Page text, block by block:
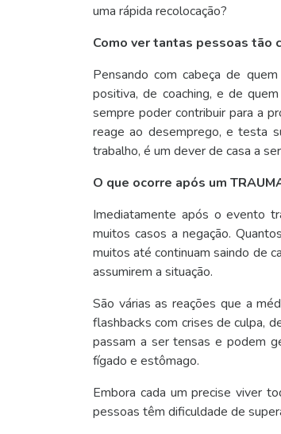
uma rápida recolocação?
Como ver tantas pessoas tão
Pensando com cabeça de
positiva, de coaching, e de
sempre poder contribuir para a
reage ao desemprego, e testa
trabalho, é um dever de casa a
O que ocorre após um
Imediatamente após o evento
muitos casos a negação.
muitos até continuam saindo de
assumirem a situação.
São várias as reações que a
flashbacks com crises de culpa,
passam a ser tensas e podem
fígado e estômago.
Embora cada um precise viver
pessoas têm dificuldade de